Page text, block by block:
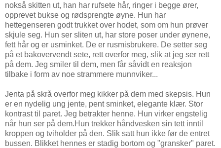
nokså skitten ut, han har rufsete hår, ringer i begge ører,
opprevet bukse og rødsprengte øyne. Hun har
hettegenseren godt trukket over hodet, som om hun prøver
skjule seg. Hun ser sliten ut, har store poser under øynene,
fett hår og er usminket. De er rusmisbrukere. De setter seg
på et bakovervendt sete, rett overfor meg, slik at jeg ser rett
på dem. Jeg smiler til dem, men får såvidt en reaksjon
tilbake i form av noe strammere munnviker...
Jenta på skrå overfor meg kikker på dem med skepsis. Hun
er en nydelig ung jente, pent sminket, elegante klær. Stor
kontrast til paret. Jeg betrakter henne. Hun virker engstelig
når hun ser på dem.Hun trekker håndvesken sin tett inntil
kroppen og tviholder på den. Slik satt hun ikke før de entret
bussen. Blikket hennes er stadig bortom og "gransker" paret.